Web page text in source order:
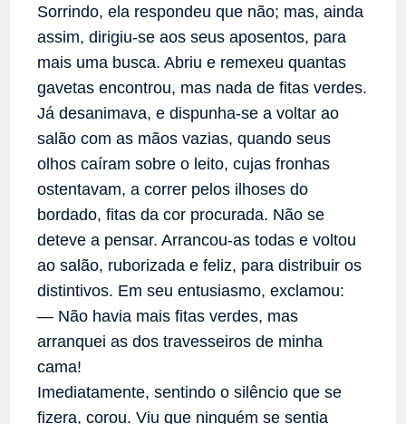
Sorrindo, ela respondeu que não; mas, ainda
assim, dirigiu-se aos seus aposentos, para
mais uma busca. Abriu e remexeu quantas
gavetas encontrou, mas nada de fitas verdes.
Já desanimava, e dispunha-se a voltar ao
salão com as mãos vazias, quando seus
olhos caíram sobre o leito, cujas fronhas
ostentavam, a correr pelos ilhoses do
bordado, fitas da cor procurada. Não se
deteve a pensar. Arrancou-as todas e voltou
ao salão, ruborizada e feliz, para distribuir os
distintivos. Em seu entusiasmo, exclamou:
— Não havia mais fitas verdes, mas
arranquei as dos travesseiros de minha
cama!
Imediatamente, sentindo o silêncio que se
fizera, corou. Viu que ninguém se sentia